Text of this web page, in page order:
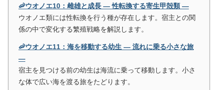
🦐ウオノエ10：雌雄と成長 ― 性転換する寄生甲殻類 ―
ウオノエ類には性転換を行う種が存在します。宿主との関
係の中で変化する繁殖戦略を解説します。
🦐ウオノエ11：海を移動する幼生 ― 流れに乗る小さな旅
―
宿主を見つける前の幼生は海流に乗って移動します。小さ
な体で広い海を渡る旅をたどります。